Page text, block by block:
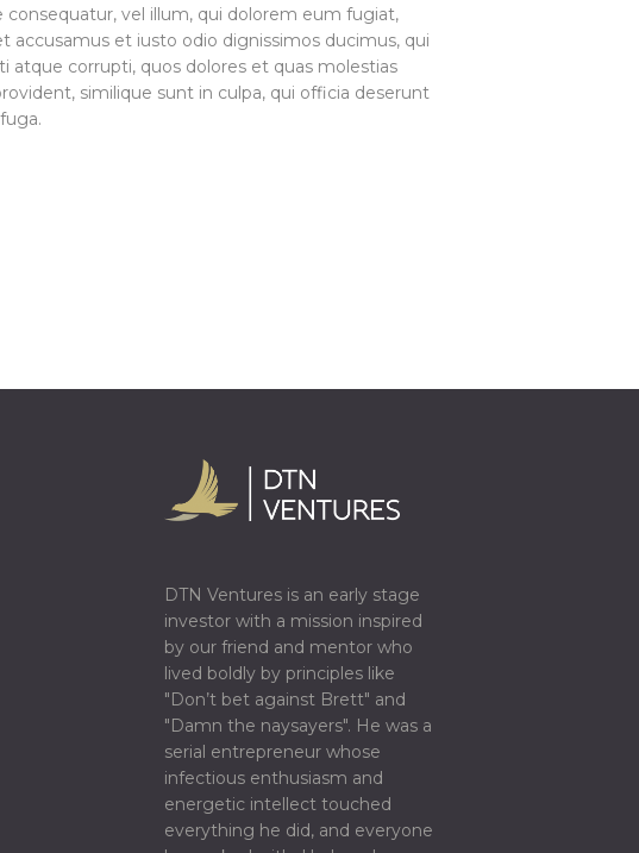
vel illum, qui dolorem eum fugiat,
accusamus et iusto odio dignissimos ducimus, qui
atque corrupti, quos dolores et quas molestias
similique sunt in culpa, qui officia deserunt
DTN Ventures is an early stage
investor with a mission inspired
by our friend and mentor who
lived boldly by principles like
"Don’t bet against Brett" and
"Damn the naysayers". He was a
serial entrepreneur whose
infectious enthusiasm and
energetic intellect touched
everything he did, and everyone